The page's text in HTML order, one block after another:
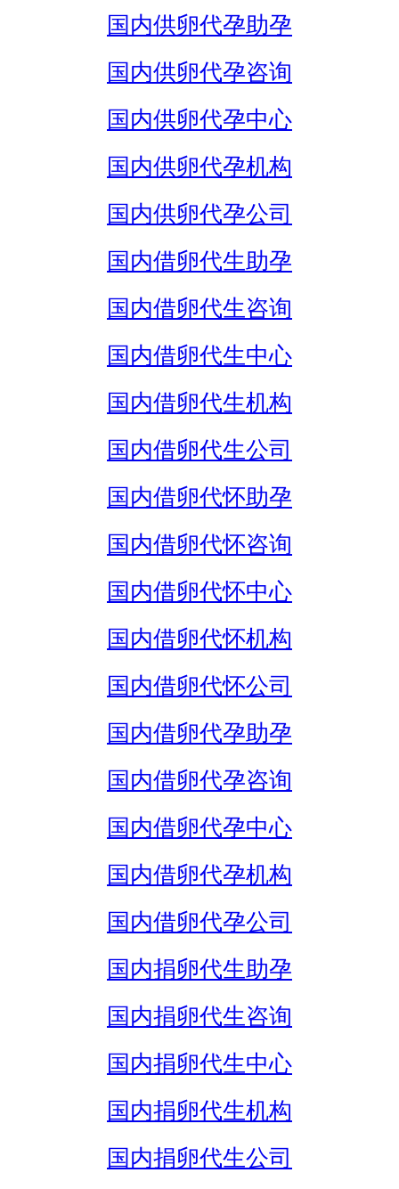
国内供卵代孕助孕
国内供卵代孕咨询
国内供卵代孕中心
国内供卵代孕机构
国内供卵代孕公司
国内借卵代生助孕
国内借卵代生咨询
国内借卵代生中心
国内借卵代生机构
国内借卵代生公司
国内借卵代怀助孕
国内借卵代怀咨询
国内借卵代怀中心
国内借卵代怀机构
国内借卵代怀公司
国内借卵代孕助孕
国内借卵代孕咨询
国内借卵代孕中心
国内借卵代孕机构
国内借卵代孕公司
国内捐卵代生助孕
国内捐卵代生咨询
国内捐卵代生中心
国内捐卵代生机构
国内捐卵代生公司